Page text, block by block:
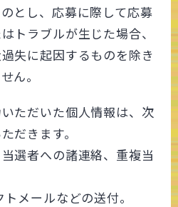
とし、応募に際して応募
トラブルが生じた場合、
失に起因するものを除き
ん。
ただいた個人情報は、次
だきます。
選者への諸連絡、重複当
メールなどの送付。